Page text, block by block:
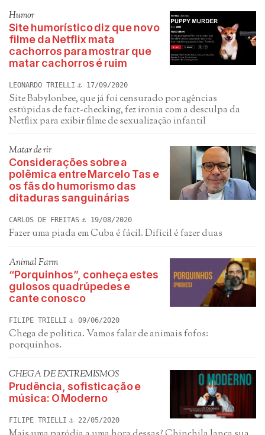
Humor
Site humorístico diz que novo
filme da Netflix mata
cachorros para mostrar que
matar cachorros é ruim
LEONARDO TRIELLI 17/09/2020
Site Babylonbee, que já foi censurado por agências
estúpidas de fact-checking, fez ironia com a desculpa da
Netflix para exibir filme de sexualização infantil
Matar de rir
Considerações sobre a
polêmica entre Marcelo Tas e
os fãs do humorismo das
ditaduras sanguinárias
CARLOS DE FREITAS 19/08/2020
Fazer uma piada em Cuba é fácil. Difícil é fazer duas
Animal Farm
“Porquinhos”, conheça estes
gulosos quadrúpedes e
cante conosco
FILIPE TRIELLI 09/06/2020
Chega de política. Vamos falar de animais fofos:
porquinhos.
CHEGA DE EXTREMISMOS
Prudência, sofisticação e
música: O Moderno
FILIPE TRIELLI 22/05/2020